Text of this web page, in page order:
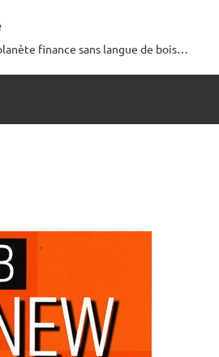
finance sans langue de bois…